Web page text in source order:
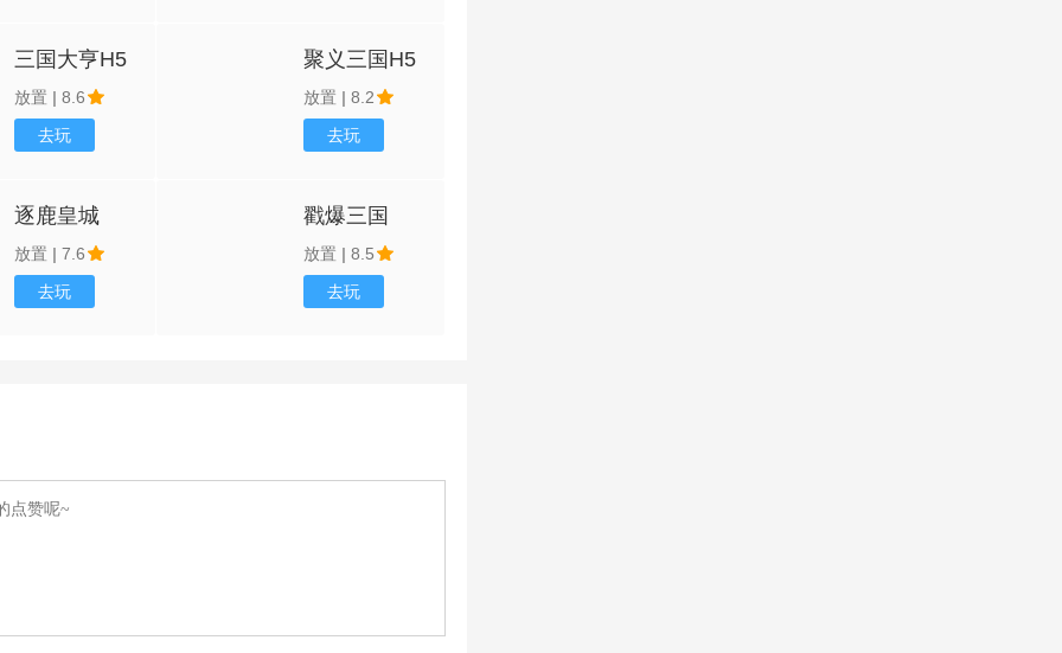
三国大亨H5
放置 | 8.6
去玩
聚义三国H5
放置 | 8.2
去玩
逐鹿皇城
放置 | 7.6
去玩
戳爆三国
放置 | 8.5
去玩